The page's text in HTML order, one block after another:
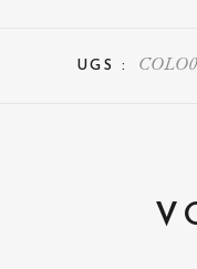
UGS :